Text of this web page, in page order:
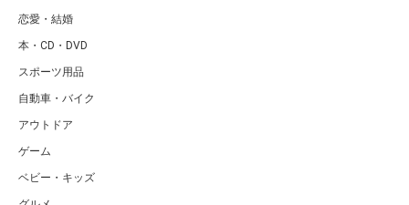
恋愛・結婚
本・CD・DVD
スポーツ用品
自動車・バイク
アウトドア
ゲーム
ベビー・キッズ